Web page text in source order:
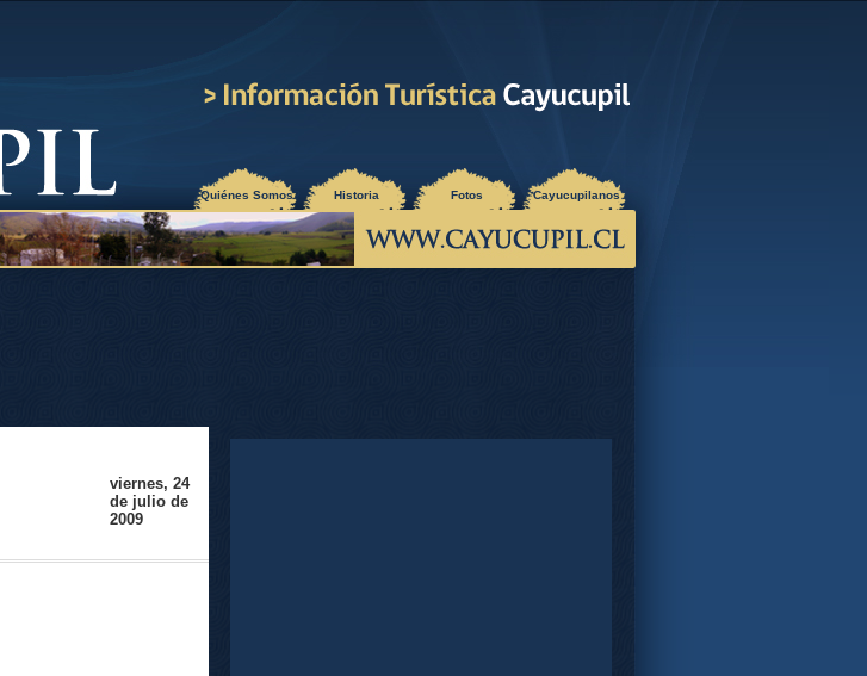
¿Quiénes Somos? Historia Fotos Cayucupilanos
viernes, 24
de julio de
2009